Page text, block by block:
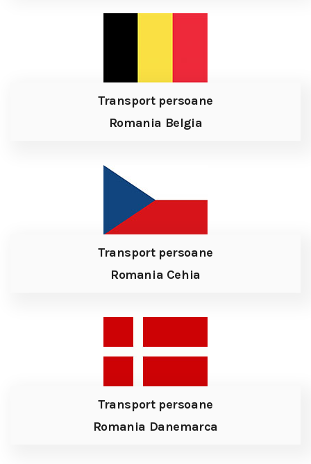
Transport persoane
Romania Belgia
Transport persoane
Romania Cehia
Transport persoane
Romania Danemarca